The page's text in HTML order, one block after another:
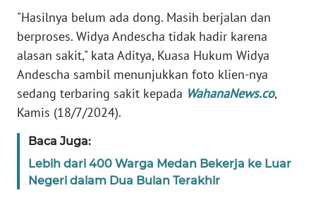
"Hasilnya belum ada dong. Masih berjalan dan
berproses. Widya Andescha tidak hadir karena
alasan sakit," kata Aditya, Kuasa Hukum Widya
Andescha sambil menunjukkan foto klien-nya
sedang terbaring sakit kepada WahanaNews.co,
Kamis (18/7/2024).
Baca Juga:
Lebih dari 400 Warga Medan Bekerja ke Luar
Negeri dalam Dua Bulan Terakhir
JABAR
WN
BANTEN
WN
NTT
WN